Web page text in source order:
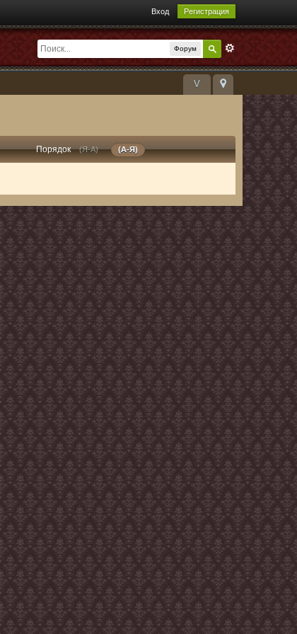
Вход Регистрация
Форум
V
Порядок (Я-А) (А-Я)